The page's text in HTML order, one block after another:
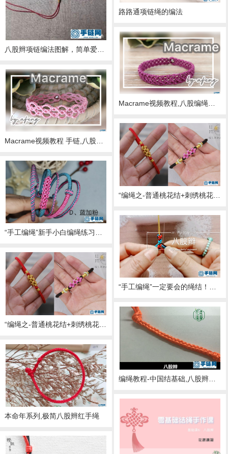
路路通项链绳的编法
八股辫项链编法图解，简单爱心绕线款制作方法
Macrame视频教程,八股编绳手链教程
Macrame视频教程 手链,八股编绳教程视频教程
“编绳之-普通桃花结+刺绣桃花结”尽力做到了让小白也能看懂的桃花结编法 桃花结主要用的是中国结绳编法里的云雀结 主绳部分依然是八股辫的方法
“手工编绳”新手小白编绳练习套餐之（四平八稳八股辫手绳）
“手工编绳”一定要会的绳结！八股辫寓意四平八稳，手绳编绳最实用的绳结！
“编绳之-普通桃花结+刺绣桃花结八股辫的方法
编绳教程-中国结基础,八股辫的编法图解视频
本命年系列,极简八股辫红手绳